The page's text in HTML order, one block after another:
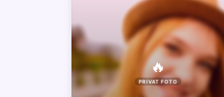
🔥
PRIVAT FOTO